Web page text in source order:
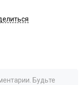
Будьте